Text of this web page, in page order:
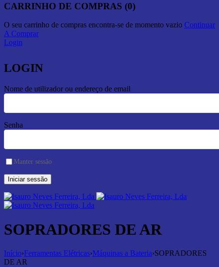
CARRINHO DE COMPRAS (0)
O seu carrinho de compras encontra-se de momento vazio Continuar
A Comprar
Login
LOGIN
Nome de utilizador ou endereço de email
Senha
Manter sessão
SOPRADORES DE AR
Início›Ferramentas Elétricas›Máquinas a Bateria›SOPRADORES
DE AR